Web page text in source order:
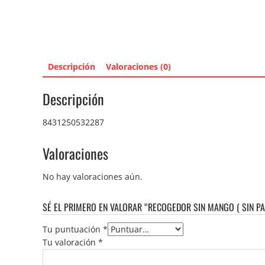
Descripción Valoraciones (0)
Descripción
8431250532287
Valoraciones
No hay valoraciones aún.
SÉ EL PRIMERO EN VALORAR “RECOGEDOR SIN MANGO ( SIN
Tu puntuación *
Tu valoración *